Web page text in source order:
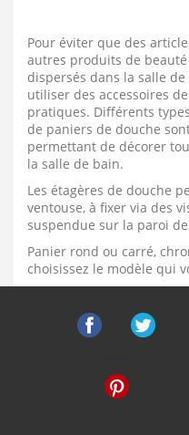
Pour éviter que des
autres produits de
dispersés dans la salle
utiliser des accessoires
pratiques. Différents
de paniers de douche
permettant de décorer
la salle de bain.
Les étagères de douche
ventouse, à fixer via des
suspendue sur la paroi
Panier rond ou carré,
choisissez le modèle qui